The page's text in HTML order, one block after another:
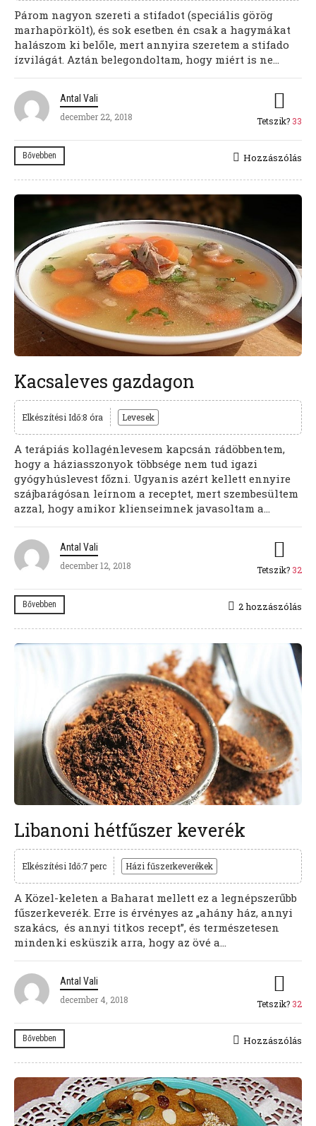
Párom nagyon szereti a stifadot (speciális görög
marhapörkölt), és sok esetben én csak a hagymákat
halászom ki belőle, mert annyira szeretem a stifado
ízvilágát. Aztán belegondoltam, hogy miért is ne...
Antal Vali
december 22, 2018
Tetszik? 33
Bővebben Hozzászólás
Kacsaleves gazdagon
Elkészítési Idő:8 óra Levesek
A terápiás kollagénlevesem kapcsán rádöbbentem,
hogy a háziasszonyok többsége nem tud igazi
gyógyhúslevest főzni. Ugyanis azért kellett ennyire
szájbarágósan leírnom a receptet, mert szembesültem
azzal, hogy amikor klienseimnek javasoltam a...
Antal Vali
december 12, 2018
Tetszik? 32
Bővebben 2 hozzászólás
Libanoni hétfűszer keverék
Elkészítési Idő:7 perc Házi fűszerkeverékek
A Közel-keleten a Baharat mellett ez a legnépszerűbb
fűszerkeverék. Erre is érvényes az „ahány ház, annyi
szakács, és annyi titkos recept”, és természetesen
mindenki esküszik arra, hogy az övé a...
Antal Vali
december 4, 2018
Tetszik? 32
Bővebben Hozzászólás